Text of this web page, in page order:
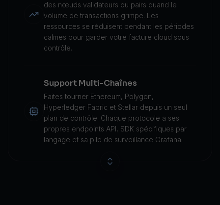
des nœuds validateurs ou pairs quand le
volume de transactions grimpe. Les
ressources se réduisent pendant les périodes
calmes pour garder votre facture cloud sous
contrôle.
Support Multi-Chaînes
Faites tourner Ethereum, Polygon,
Hyperledger Fabric et Stellar depuis un seul
plan de contrôle. Chaque protocole a ses
propres endpoints API, SDK spécifiques par
langage et sa pile de surveillance Grafana.